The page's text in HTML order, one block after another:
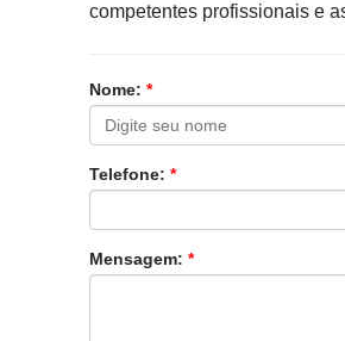
competentes profissionais e
Nome: *
Telefone: *
Mensagem: *